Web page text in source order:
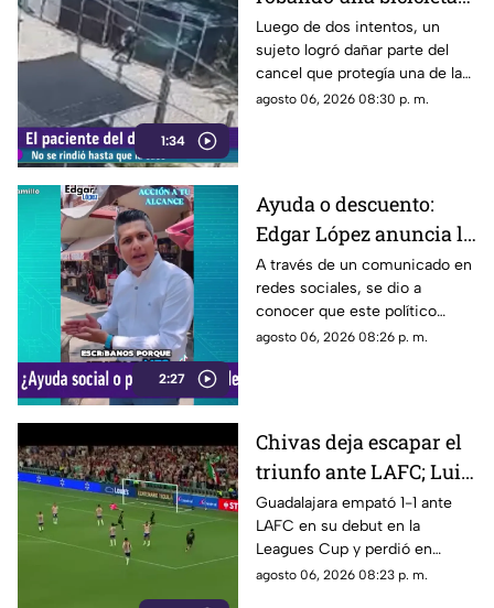
1:34
al ingresar a cochera
ajena en calle Rancho
Rodeo
Luego de dos intentos, un
sujeto logró dañar parte del
cancel que protegía una de las
puertas de una cochera
agosto 06, 2026 08:30 p. m.
2:27
Ayuda o descuento:
Edgar López anuncia la
nueva estrategia para
ayudar algunas
familias
A través de un comunicado en
redes sociales, se dio a
conocer que este político
presuntamente busca ayudar a
agosto 06, 2026 08:26 p. m.
Chivas deja escapar el
triunfo ante LAFC; Luis
Romo es señalado por
su cobro en penales
Guadalajara empató 1-1 ante
LAFC en su debut en la
Leagues Cup y perdió en
penales; Luis Romo fue
agosto 06, 2026 08:23 p. m.